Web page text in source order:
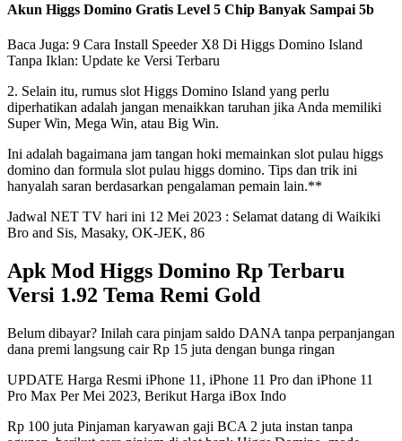
Akun Higgs Domino Gratis Level 5 Chip Banyak Sampai 5b
Baca Juga: 9 Cara Install Speeder X8 Di Higgs Domino Island
Tanpa Iklan: Update ke Versi Terbaru
2. Selain itu, rumus slot Higgs Domino Island yang perlu
diperhatikan adalah jangan menaikkan taruhan jika Anda memiliki
Super Win, Mega Win, atau Big Win.
Ini adalah bagaimana jam tangan hoki memainkan slot pulau higgs
domino dan formula slot pulau higgs domino. Tips dan trik ini
hanyalah saran berdasarkan pengalaman pemain lain.**
Jadwal NET TV hari ini 12 Mei 2023 : Selamat datang di Waikiki
Bro and Sis, Masaky, OK-JEK, 86
Apk Mod Higgs Domino Rp Terbaru
Versi 1.92 Tema Remi Gold
Belum dibayar? Inilah cara pinjam saldo DANA tanpa perpanjangan
dana premi langsung cair Rp 15 juta dengan bunga ringan
UPDATE Harga Resmi iPhone 11, iPhone 11 Pro dan iPhone 11
Pro Max Per Mei 2023, Berikut Harga iBox Indo
Rp 100 juta Pinjaman karyawan gaji BCA 2 juta instan tanpa